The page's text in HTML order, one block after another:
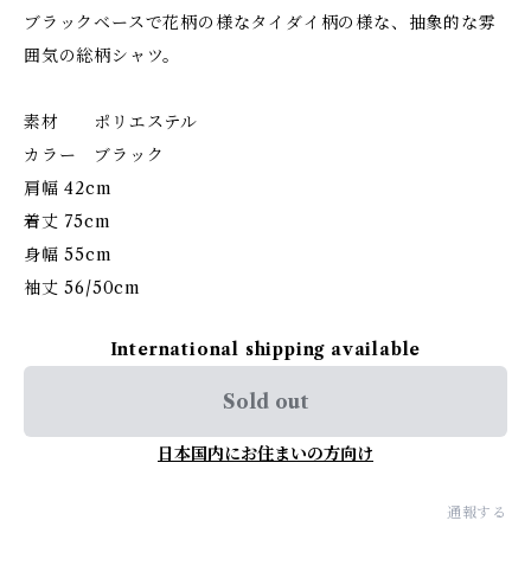
ブラックベースで花柄の様なタイダイ柄の様な、抽象的な雰
囲気の総柄シャツ。
素材 ポリエステル
カラー ブラック
肩幅 42cm
着丈 75cm
身幅 55cm
袖丈 56/50cm
International shipping available
Sold out
日本国内にお住まいの方向け
通報する